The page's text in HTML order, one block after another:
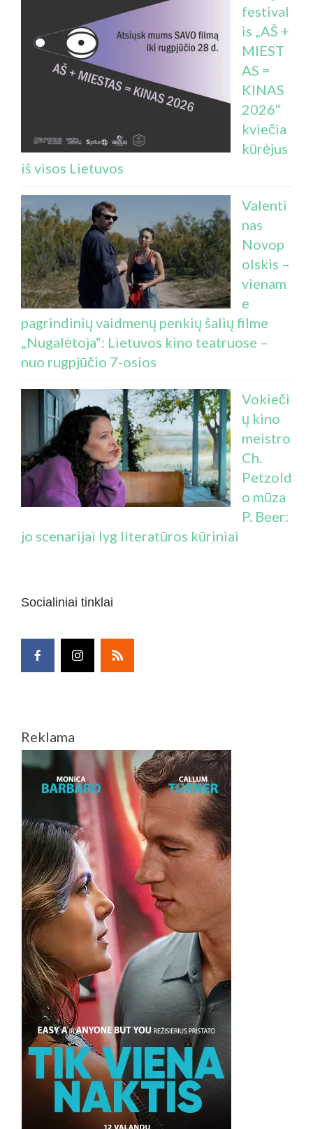
festival
is „AŠ +
MIEST
AS =
KINAS
2026“
kviečia
kūrėjus
iš visos Lietuvos
Valenti
nas
Novop
olskis –
vienam
e
pagrindinių vaidmenų penkių šalių filme
„Nugalėtoja“: Lietuvos kino teatruose –
nuo rugpjūčio 7-osios
Vokieči
ų kino
meistro
Ch.
Petzold
o mūza
P. Beer:
jo scenarijai lyg literatūros kūriniai
Socialiniai tinklai
Reklama